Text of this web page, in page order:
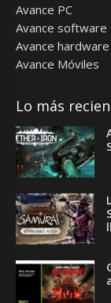
Avance PC
Avance software
Avance hardware
Avance Móviles
Lo más